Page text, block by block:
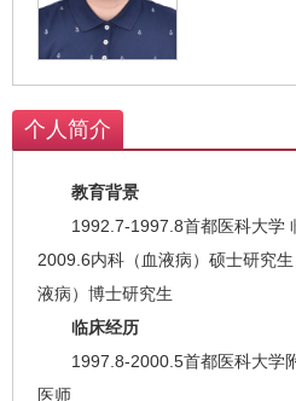
个人简介
教育背景
1992.7-1997.8首都医科大学
2009.6内科（血液病）硕士研究
液病）博士研究生
临床经历
1997.8-2000.5首都医科大学
医师